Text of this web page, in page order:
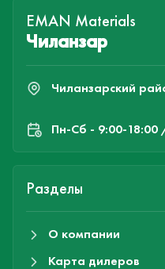
EMAN Materials
Чиланзар
Чиланзарский
Пн-Cб - 9:00-18:00
Разделы
О компании
Карта дилеров